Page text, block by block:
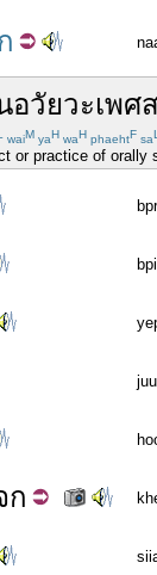
อวัยวะเพศ
waiM yaH waH phaehtF saL
or practice of orally
ก